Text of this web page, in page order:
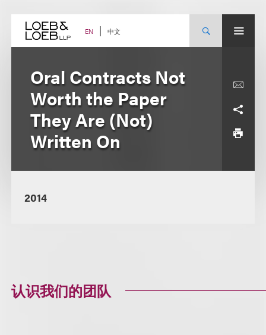
content EN 中文
Oral Contracts Not
Worth the Paper
They Are (Not)
Written On
2014
认识我们的团队